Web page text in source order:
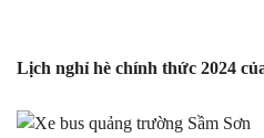
Lịch nghỉ hè chính thức 2024